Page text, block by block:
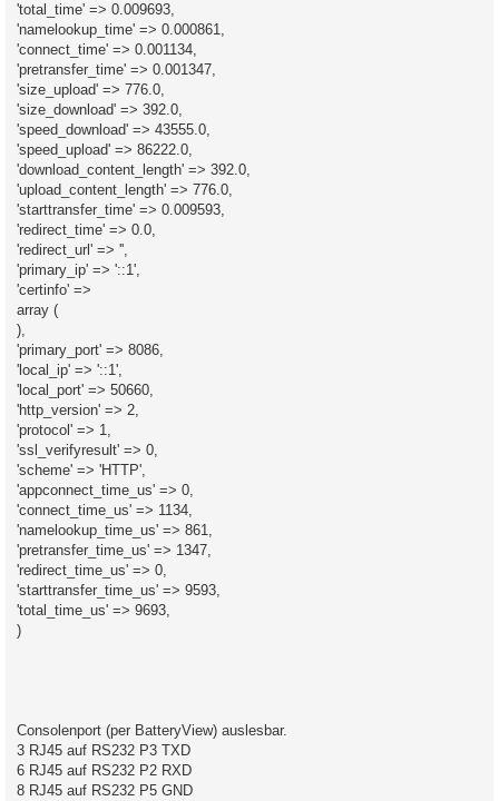
'total_time' => 0.009693,
'namelookup_time' => 0.000861,
'connect_time' => 0.001134,
'pretransfer_time' => 0.001347,
'size_upload' => 776.0,
'size_download' => 392.0,
'speed_download' => 43555.0,
'speed_upload' => 86222.0,
'download_content_length' => 392.0,
'upload_content_length' => 776.0,
'starttransfer_time' => 0.009593,
'redirect_time' => 0.0,
'redirect_url' => '',
'primary_ip' => '::1',
'certinfo' =>
array (
),
'primary_port' => 8086,
'local_ip' => '::1',
'local_port' => 50660,
'http_version' => 2,
'protocol' => 1,
'ssl_verifyresult' => 0,
'scheme' => 'HTTP',
'appconnect_time_us' => 0,
'connect_time_us' => 1134,
'namelookup_time_us' => 861,
'pretransfer_time_us' => 1347,
'redirect_time_us' => 0,
'starttransfer_time_us' => 9593,
'total_time_us' => 9693,
)
Consolenport (per BatteryView) auslesbar.
3 RJ45 auf RS232 P3 TXD
6 RJ45 auf RS232 P2 RXD
8 RJ45 auf RS232 P5 GND